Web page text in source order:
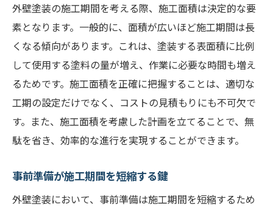
塗料の選定で美観と耐久性を両立する方法
施工後のメンテナンス計画の重要性
塗装の色選びが建物に与える影響
長期的視点に立った施工計画
施工後の定期点検の必要性
外壁塗装における品質管理のポイント
外壁塗装の施工期間を成功に導く計画の立て方
プロジェクト管理で施工をスムーズに進め
る
外壁塗装の施工期間を考える際、施工面積は決定的な要
素となります。一般的に、面積が広いほど施工期間は長
くなる傾向があります。これは、塗装する表面積に比例
して使用する塗料の量が増え、作業に必要な時間も増え
るためです。施工面積を正確に把握することは、適切な
工期の設定だけでなく、コストの見積もりにも不可欠で
す。また、施工面積を考慮した計画を立てることで、無
駄を省き、効率的な進行を実現することができます。
事前準備が施工期間を短縮する鍵
外壁塗装において、事前準備は施工期間を短縮するため